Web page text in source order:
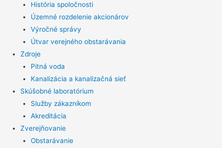
História spoločnosti
Územné rozdelenie akcionárov
Výročné správy
Útvar verejného obstarávania
Zdroje
Pitná voda
Kanalizácia a kanalizačná sieť
Skúšobné laboratórium
Služby zákazníkom
Akreditácia
Zverejňovanie
Obstarávanie